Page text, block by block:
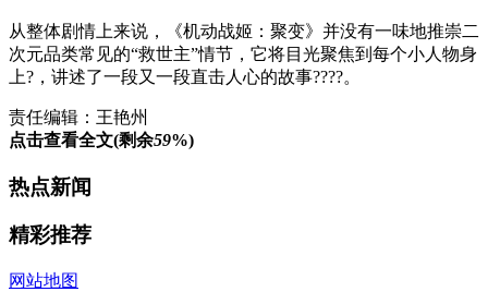
从整体剧情上来说，《机动战姬：聚变》并没有一味地推崇二
次元品类常见的“救世主”情节，它将目光聚焦到每个小人物身
上?，讲述了一段又一段直击人心的故事????。
责任编辑：王艳州
点击查看全文(剩余59%)
热点新闻
精彩推荐
网站地图